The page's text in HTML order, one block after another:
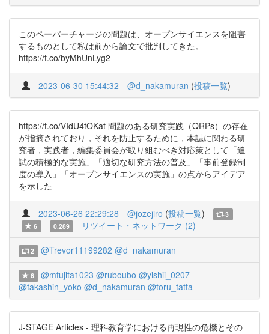
このペーパーチャージの問題は、オープンサイエンスを阻害
するものとして私は前から論文で批判してきた。
https://t.co/byMhUnLyg2
2023-06-30 15:44:32 @d_nakamuran (投稿一覧)
https://t.co/VIdU4tOKat 問題のある研究実践（QRPs）の存在
が指摘されており，それを防止するために，本誌に関わる研
究者，実践者，編集委員会が取り組むべき対応策として「追
試の積極的な実施」「適切な研究方法の普及」「事前登録制
度の導入」「オープンサイエンスの実施」の点からアイデア
を示した
2023-06-26 22:29:28 @jozejiro (投稿一覧)
3
6
0.289 リツイート・ネットワーク (2)
2 @Trevor11199282 @d_nakamuran
6 @mfujita1023 @ruboubo @yishii_0207
@takashin_yoko @d_nakamuran @toru_tatta
J-STAGE Articles - 理科教育学における再現性の危機とその